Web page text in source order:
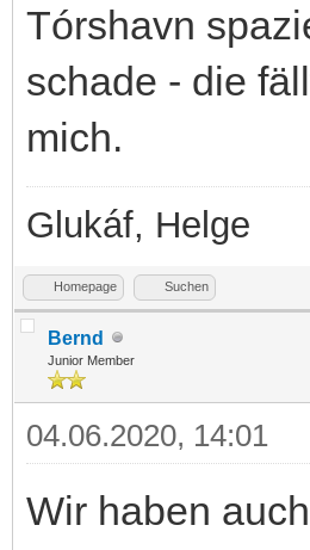
Tórshavn
schade - die
mich.
Glukáf, Helge
Homepage Suchen
Bernd
Junior Member
04.06.2020, 14:01
Wir haben